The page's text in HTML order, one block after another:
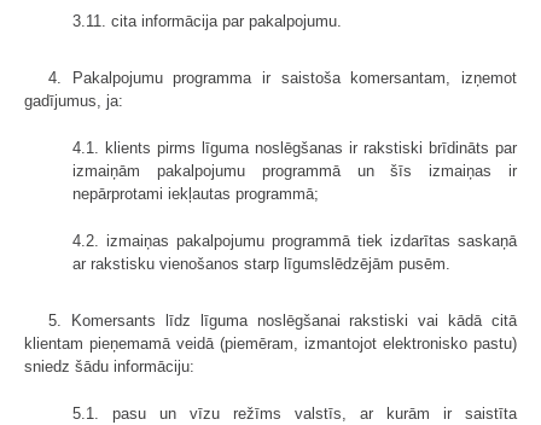
3.11. cita informācija par pakalpojumu.
4. Pakalpojumu programma ir saistoša komersantam, izņemot
gadījumus, ja:
4.1. klients pirms līguma noslēgšanas ir rakstiski brīdināts par
izmaiņām pakalpojumu programmā un šīs izmaiņas ir
nepārprotami iekļautas programmā;
4.2. izmaiņas pakalpojumu programmā tiek izdarītas saskaņā
ar rakstisku vienošanos starp līgumslēdzējām pusēm.
5. Komersants līdz līguma noslēgšanai rakstiski vai kādā citā
klientam pieņemamā veidā (piemēram, izmantojot elektronisko pastu)
sniedz šādu informāciju:
5.1. pasu un vīzu režīms valstīs, ar kurām ir saistīta